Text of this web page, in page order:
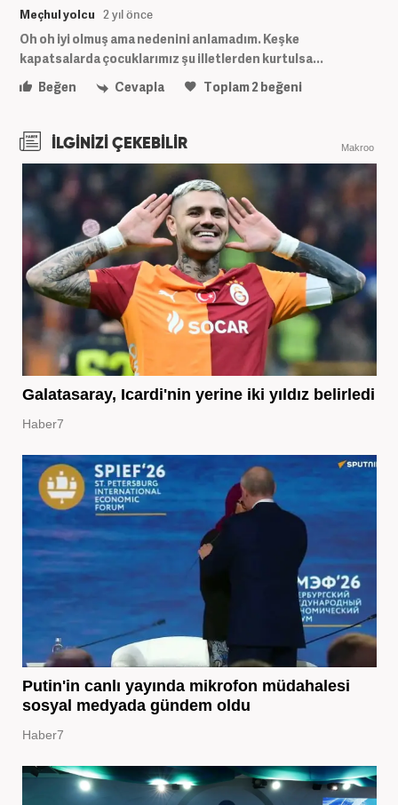
Meçhul yolcu 2 yıl önce
Oh oh iyi olmuş ama nedenini anlamadım. Keşke
kapatsalarda çocuklarımız şu illetlerden kurtulsa...
Beğen
Cevapla Toplam2beğeni
İLGİNİZİ ÇEKEBİLİR Makroo
Galatasaray, Icardi'nin yerine iki yıldız belirledi
Haber7
Putin'in canlı yayında mikrofon müdahalesi
sosyal medyada gündem oldu
Haber7